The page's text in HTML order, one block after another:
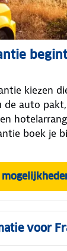
kiezen
de auto
boek je
voor